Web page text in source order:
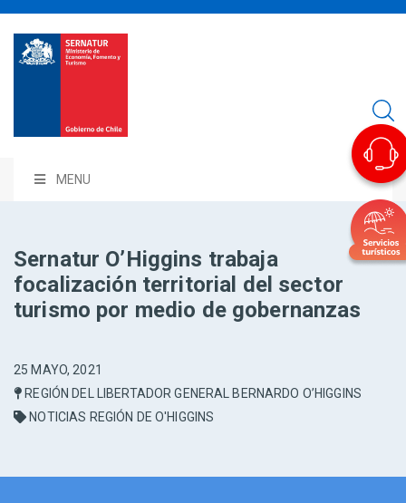
MENU
Sernatur O’Higgins trabaja
focalización territorial del sector
turismo por medio de gobernanzas
25 MAYO, 2021
REGIÓN DEL LIBERTADOR GENERAL BERNARDO O’HIGGINS
NOTICIAS REGIÓN DE O'HIGGINS